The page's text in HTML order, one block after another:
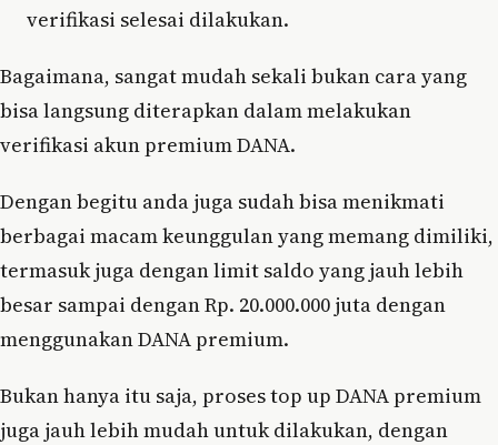
verifikasi selesai dilakukan.
Bagaimana, sangat mudah sekali bukan cara yang
bisa langsung diterapkan dalam melakukan
verifikasi akun premium DANA.
Dengan begitu anda juga sudah bisa menikmati
berbagai macam keunggulan yang memang dimiliki,
termasuk juga dengan limit saldo yang jauh lebih
besar sampai dengan Rp. 20.000.000 juta dengan
menggunakan DANA premium.
Bukan hanya itu saja, proses top up DANA premium
juga jauh lebih mudah untuk dilakukan, dengan